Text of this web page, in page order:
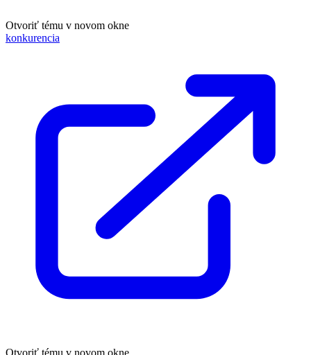
Otvoriť tému v novom okne
konkurencia
Otvoriť tému v novom okne